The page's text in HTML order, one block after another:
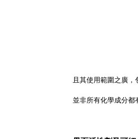
且其使用範圍之廣
並非所有化學成分都